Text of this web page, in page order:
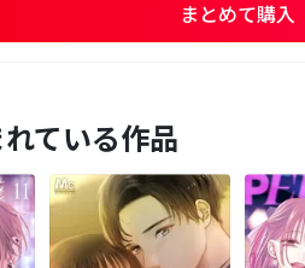
まとめて購入
ている作品